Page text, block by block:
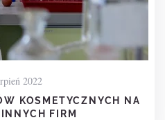
2022
KOSMETYCZNYCH NA
FIRM